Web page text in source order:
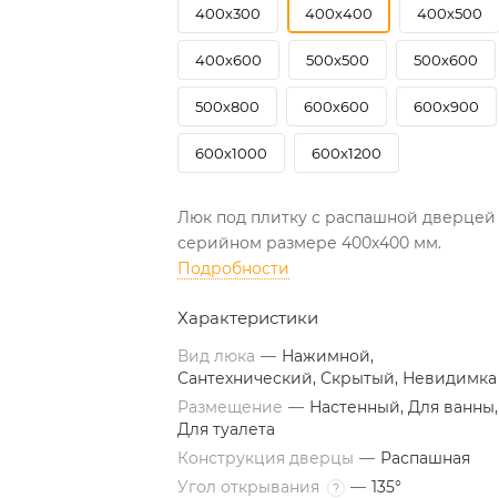
400х300 400х400 400х500
400х600 500х500 500х600
500х800 600х600 600х900
600х1000 600х1200
Люк под плитку с распашной дверцей
серийном размере 400х400 мм.
Подробности
Характеристики
Вид люка — Нажимной,
Сантехнический, Скрытый, Невидимка
Размещение — Настенный, Для ванны,
Для туалета
Конструкция дверцы — Распашная
Угол открывания
? — 135°